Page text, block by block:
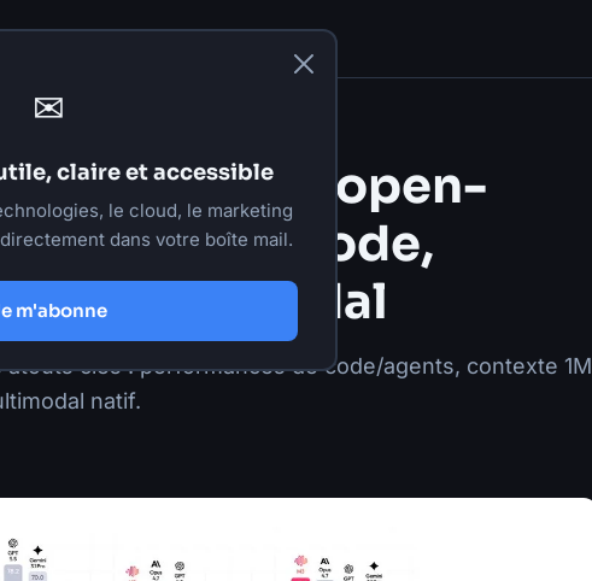
: un modèle open-
vise le trio code,
et multimodal
clés : performances de code/agents, contexte 1M
natif.
✉
claire et accessible
le cloud, le marketing
dans votre boîte mail.
m'abonne